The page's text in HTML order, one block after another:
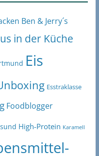
Ben & Jerry´s
in der Küche
Eis
Esstraklasse
Foodblogger
High-Protein Karamell